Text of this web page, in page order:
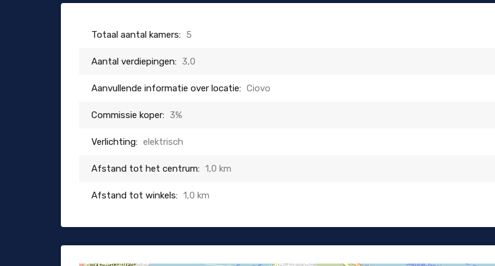
Totaal aantal kamers: 5
Aantal verdiepingen: 3,0
Aanvullende informatie over locatie: Ciovo
Commissie koper: 3%
Verlichting: elektrisch
Afstand tot het centrum: 1,0 km
Afstand tot winkels: 1,0 km